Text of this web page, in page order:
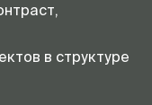
в структуре